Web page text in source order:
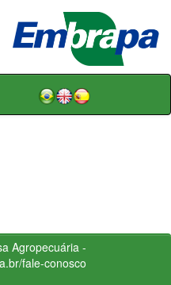
Agropecuária -
fale-conosco